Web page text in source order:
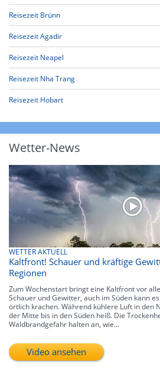
Reisezeit Brünn
Reisezeit Agadir
Reisezeit Neapel
Reisezeit Nha Trang
Reisezeit Hobart
Wetter-News
WETTER AKTUELL
Kaltfront! Schauer und kräftige
Regionen
Zum Wochenstart bringt eine Kaltfront vor
Schauer und Gewitter, auch im Süden kann
örtlich krachen. Während kühlere Luft in den
der Mitte bis in den Süden heiß. Die
Waldbrandgefahr halten an, wie...
Video ansehen